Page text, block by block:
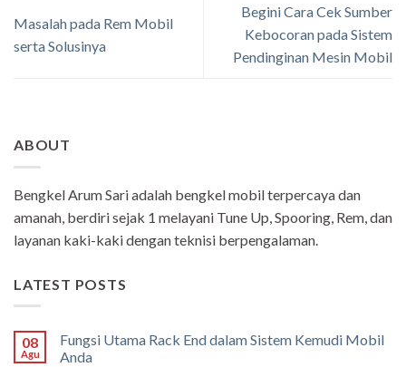
ABOUT
Bengkel Arum Sari adalah bengkel mobil terpercaya dan
amanah, berdiri sejak 1 melayani Tune Up, Spooring, Rem, dan
layanan kaki-kaki dengan teknisi berpengalaman.
LATEST POSTS
08
Agu
Fungsi Utama Rack End dalam Sistem Kemudi Mobil
Anda
Masalah pada Rem Mobil
serta Solusinya
Begini Cara Cek Sumber
Kebocoran pada Sistem
Pendinginan Mesin Mobil